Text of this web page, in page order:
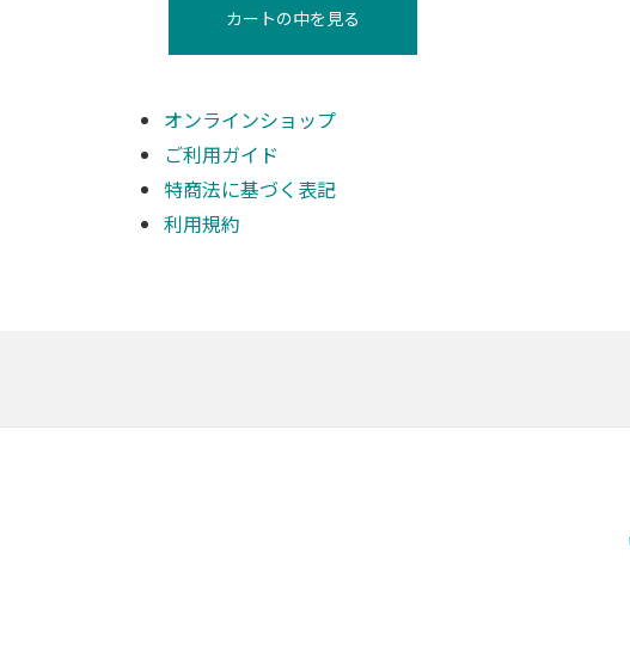
カートの中を見る
オンラインショップ
ご利用ガイド
特商法に基づく表記
利用規約